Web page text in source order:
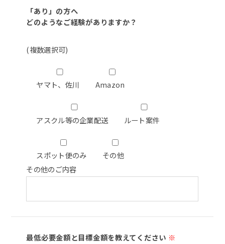
「あり」の方へ
どのようなご経験がありますか？
(複数選択可)
ヤマト、佐川 Amazon
アスクル等の企業配送 ルート案件
スポット便のみ
その他
その他のご内容
最低必要金額と目標金額を教えてください ※